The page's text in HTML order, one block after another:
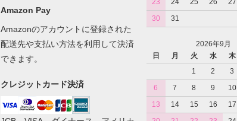
Amazon Pay
Amazonのアカウントに登録された
配送先や支払い方法を利用して決済
できます。
クレジットカード決済
30
31
2026年9月
日
月 火 水 木
1
2 3
6
7 8 9 10
13
14 15 16 17